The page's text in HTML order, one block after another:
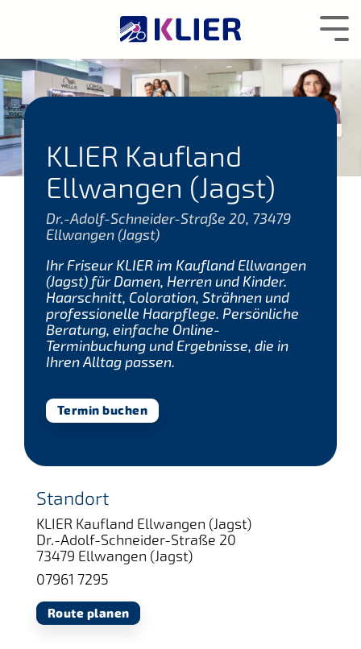
KLIER Kaufland
Ellwangen (Jagst)
Dr.-Adolf-Schneider-Straße 20, 73479
Ellwangen (Jagst)
Ihr Friseur KLIER im Kaufland Ellwangen
(Jagst) für Damen, Herren und Kinder.
Haarschnitt, Coloration, Strähnen und
professionelle Haarpflege. Persönliche
Beratung, einfache Online-
Terminbuchung und Ergebnisse, die in
Ihren Alltag passen.
Termin buchen
Standort
KLIER Kaufland Ellwangen (Jagst)
Dr.-Adolf-Schneider-Straße 20
73479 Ellwangen (Jagst)
07961 7295
Route planen